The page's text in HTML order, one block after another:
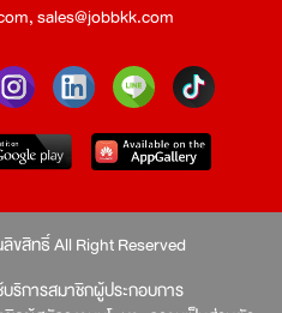
,sales@jobbkk.com
ขสิทธิ์ All Right Reserved
บริการสมาชิกผู้ประกอบการ